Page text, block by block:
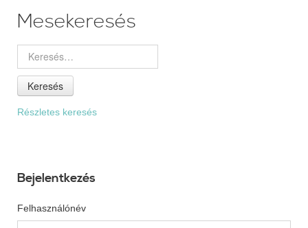
Mesekeresés
Keresés
Részletes keresés
Bejelentkezés
Felhasználónév